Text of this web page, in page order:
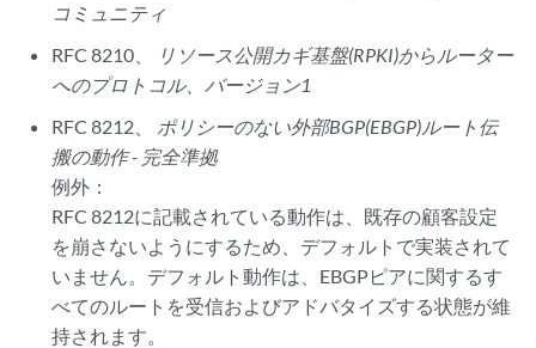
コミュニティ
RFC 8210、
リソース公開カギ基盤(RPKI)からルーター
へのプロトコル、バージョン1
RFC 8212、 ポリシーのない外部BGP(EBGP)ルート伝
搬の動作 - 完全準拠
例外：
RFC 8212に記載されている動作は、既存の顧客設定
を崩さないようにするため、デフォルトで実装されて
いません。デフォルト動作は、EBGPピアに関するす
べてのルートを受信およびアドバタイズする状態が維
持されます。